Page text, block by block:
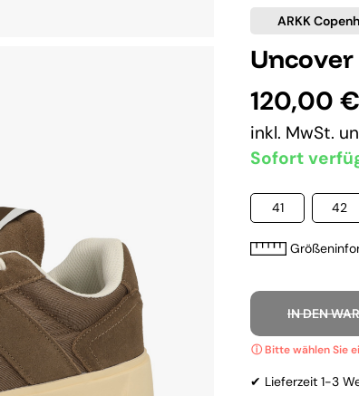
ARKK
120,00 €
inkl. MwSt.
Sofort
41 42
IN DEN
✔ Lieferzeit 1-3